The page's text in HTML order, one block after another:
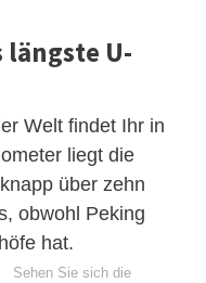
längste U-
Welt findet Ihr in
liegt die
über zehn
obwohl Peking
hat.
Sehen Sie sich die